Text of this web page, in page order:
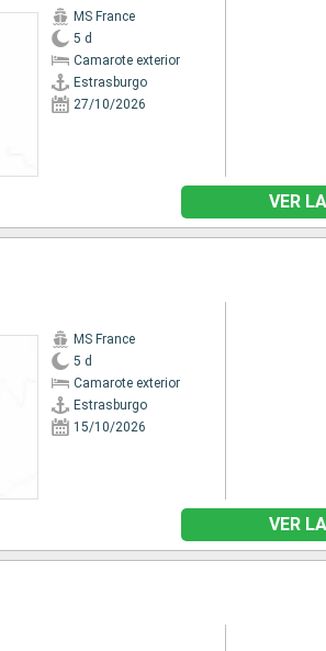
MS France
5 d
Camarote exterior
Estrasburgo
27/10/2026
VER
MS France
5 d
Camarote exterior
Estrasburgo
15/10/2026
VER